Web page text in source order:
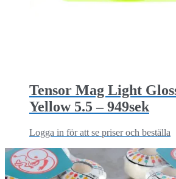
Tensor Mag Light
Yellow 5.5 – 949sek
Logga in för att se priser och beställa